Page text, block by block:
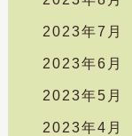
2023年7月
2023年6月
2023年5月
2023年4月